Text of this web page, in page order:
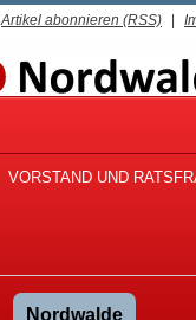
Artikel abonnieren (RSS) |
VORSTAND UND
Nordwalde